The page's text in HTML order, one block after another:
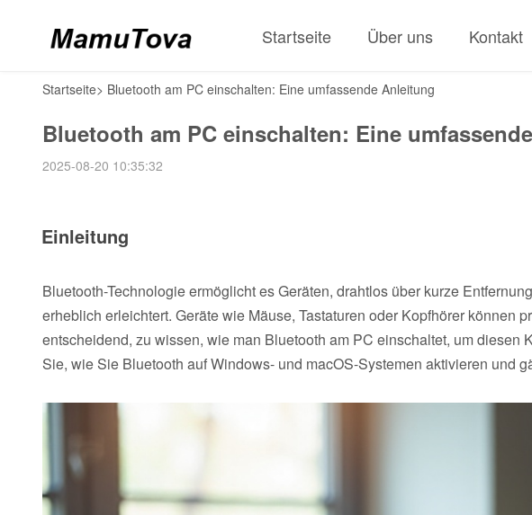
Startseite Über uns Kontakt
Startseite> Bluetooth am PC einschalten: Eine umfassende Anleitung
Bluetooth am PC einschalten: Eine
2025-08-20 10:35:32
Einleitung
Bluetooth-Technologie ermöglicht es Geräten, drahtlos über kurze
erheblich erleichtert. Geräte wie Mäuse, Tastaturen oder Kopfhörer können
entscheidend, zu wissen, wie man Bluetooth am PC einschaltet, um diesen
Sie, wie Sie Bluetooth auf Windows- und macOS-Systemen aktivieren und